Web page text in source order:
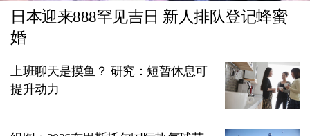
日本迎来888罕见吉日 新人排队登记蜂蜜
婚
上班聊天是摸鱼？ 研究：短暂休息可
提升动力